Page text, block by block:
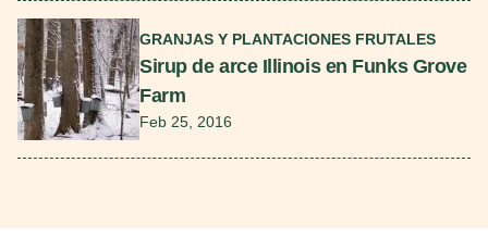
GRANJAS Y PLANTACIONES FRUTALES
Sirup de arce Illinois en Funks Grove
Farm
Feb 25, 2016